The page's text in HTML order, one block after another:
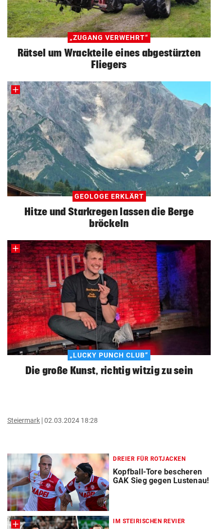
„ZUGANG VERWEHRT“
Rätsel um Wrackteile eines abgestürzten
Fliegers
GEOLOGE ERKLÄRT
Hitze und Starkregen lassen die Berge
bröckeln
„LUCKY PUNCH CLUB“
Die große Kunst, richtig witzig zu sein
Steiermark 02.03.2024 18:28
DREIER FÜR ROTJACKEN
Kopfball-Tore bescheren
GAK Sieg gegen Lustenau!
IM STEIRISCHEN REVIER